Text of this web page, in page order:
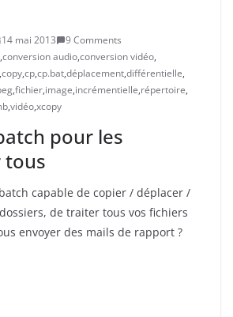
14 mai 2013
9 Comments
,conversion audio,conversion vidéo,
,copy,cp,cp.bat,déplacement,différentielle,
,fichier,image,incrémentielle,répertoire,
,vidéo,xcopy
pour les
tous
capable de copier / déplacer /
de traiter tous vos fichiers
envoyer des mails de rapport ?